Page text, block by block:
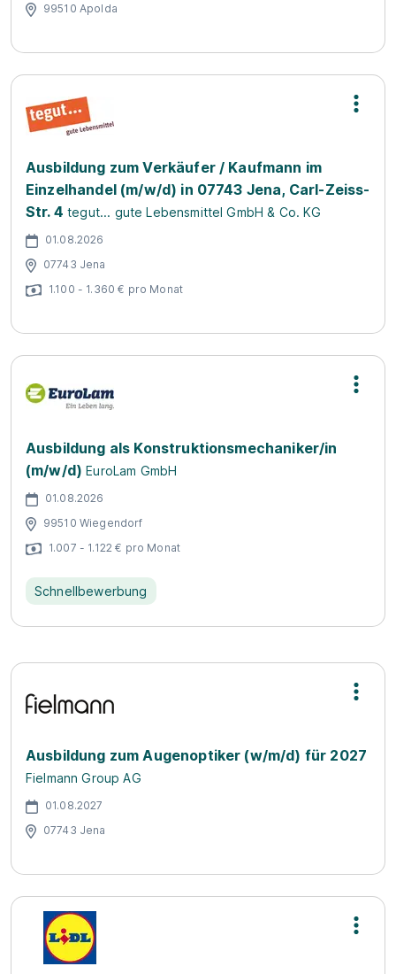
99510 Apolda
Ausbildung zum Verkäufer / Kaufmann im
Einzelhandel (m/w/d) in 07743 Jena, Carl-Zeiss-
Str. 4 tegut... gute Lebensmittel GmbH & Co. KG
01.08.2026
07743 Jena
1.100 - 1.360 € pro Monat
Ausbildung als Konstruktionsmechaniker/in
(m/w/d) EuroLam GmbH
01.08.2026
99510 Wiegendorf
1.007 - 1.122 € pro Monat
Schnellbewerbung
Ausbildung zum Augenoptiker (w/m/d) für 2027
Fielmann Group AG
01.08.2027
07743 Jena